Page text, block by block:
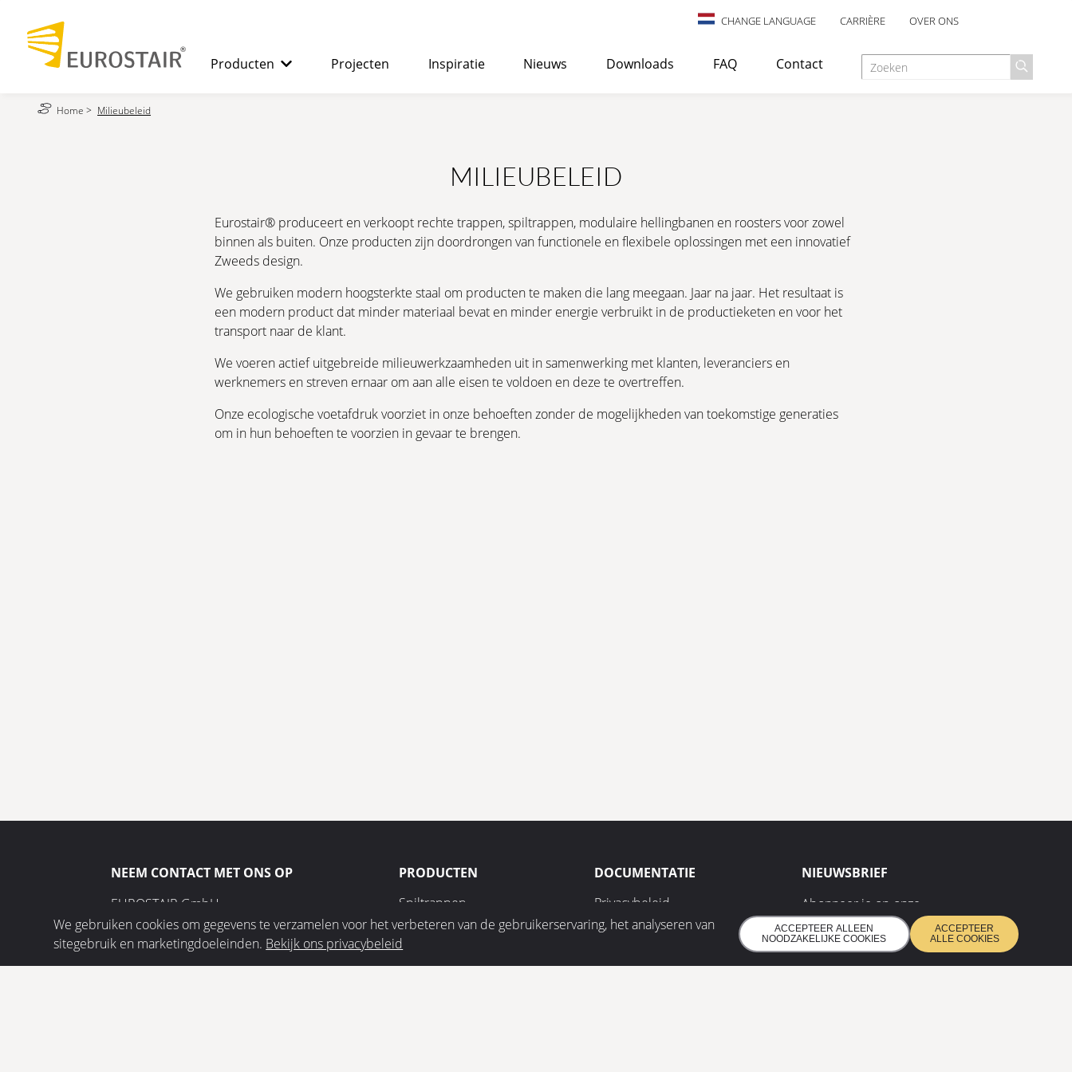
CHANGE LANGUAGE CARRIÈRE OVER ONS
Producten
Geschikt voor zowel binnen als buiten en kan worden gebruikt als vluchttrap of nooduitgang in industriële,
MEER INFORMATIE → OFFERTEAANVRAAG OPPERVLAKTEBEHANDELING
PREMIUM
Kostenefficiënte spiltrap van hoge kwaliteit, speciaal ontworpen voor gebruik binnenshuis, met een elegant
design en veel doordachte details.
MEER INFORMATIE OPPERVLAKTEBEHANDELING RAL-KLEUREN
Projecten Inspiratie Nieuws Downloads FAQ Contact
Home > Milieubeleid
MILIEUBELEID
Eurostair® produceert en verkoopt rechte trappen, spiltrappen, modulaire hellingbanen en roosters voor zowel
binnen als buiten. Onze producten zijn doordrongen van functionele en flexibele oplossingen met een innovatief
Zweeds design.
We gebruiken modern hoogsterkte staal om producten te maken die lang meegaan. Jaar na jaar. Het resultaat is
een modern product dat minder materiaal bevat en minder energie verbruikt in de productieketen en voor het
transport naar de klant.
We voeren actief uitgebreide milieuwerkzaamheden uit in samenwerking met klanten, leveranciers en
werknemers en streven ernaar om aan alle eisen te voldoen en deze te overtreffen.
Onze ecologische voetafdruk voorziet in onze behoeften zonder de mogelijkheden van toekomstige generaties
om in hun behoeften te voorzien in gevaar te brengen.
NEEM CONTACT MET ONS OP
EUROSTAIR GmbH
Juteweberstr. 5
48432 Rheine
PRODUCTEN
Spiltrappen
Rechte trappen
DOCUMENTATIE
Privacybeleid
Milieubeleid
NIEUWSBRIEF
Abonneer je op onze
nieuwsbrief en ontvang het
laatste nieuws
We gebruiken cookies om gegevens te verzamelen voor het verbeteren van de gebruikerservaring, het analyseren van
sitegebruik en marketingdoeleinden. Bekijk ons privacybeleid
ACCEPTEER ALLEEN
NOODZAKELIJKE COOKIES
ACCEPTEER
ALLE COOKIES